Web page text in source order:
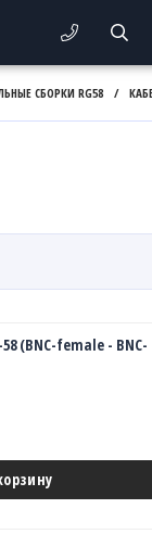
СБОРКИ RG58 /
(BNC-female - BNC-